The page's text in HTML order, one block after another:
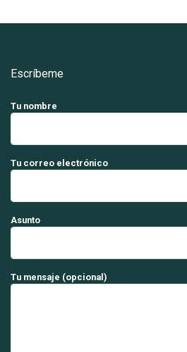
Escríbeme
Tu nombre
Tu correo electrónico
Asunto
Tu mensaje (opcional)